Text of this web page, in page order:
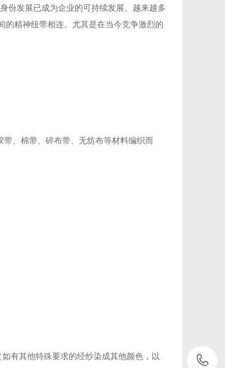
份发展已成为企业的可持续发展。越来越多
的精神纽带相连。尤其是在当今竞争激烈的
、棉带、碎布带、无纺布等材料编织而
有其他特殊要求的经纱染成其他颜色，以